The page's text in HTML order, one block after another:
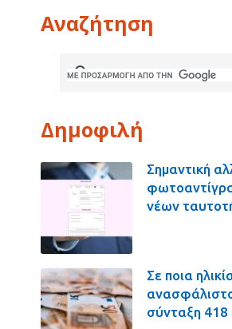
Αναζήτηση
Δημοφιλή
Σημαντική
νέων
Σε ποια
σύνταξη